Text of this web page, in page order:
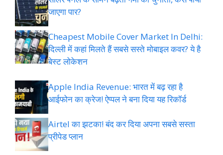
जाएगा पार?
Cheapest Mobile Cover Market In Delhi:
दिल्ली में कहां मिलते हैं सबसे सस्ते मोबाइल कवर? ये है
बेस्ट लोकेशन
Apple India Revenue: भारत में बढ़ रहा है
आईफोन का क्रेज! ऐप्पल ने बना दिया यह रिकॉर्ड
Airtel का झटका! बंद कर दिया अपना सबसे सस्ता
प्रीपेड प्लान